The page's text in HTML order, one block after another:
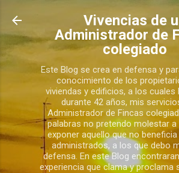
Ir al contenido
Vivencias de
Administrador de
colegiado
Este Blog se crea en defensa y
conocimiento de los
viviendas y edificios, a los
durante 42 años, mis
Administrador de Fincas
palabras no pretendo molestar a
exponer aquello que no
administrados, a los que debo
defensa. En este Blog
experiencia que clama y proclama